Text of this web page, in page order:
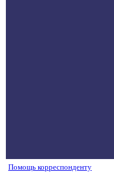
Помощь корреспонденту